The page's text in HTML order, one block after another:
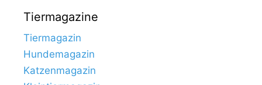
Tiermagazine
Tiermagazin
Hundemagazin
Katzenmagazin